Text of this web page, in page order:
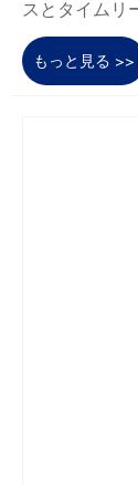
スとタイムリ
もっと見る >>